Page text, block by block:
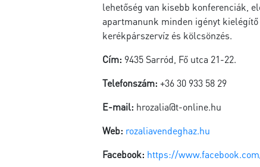
lehetőség van kisebb konferenciák,
apartmanunk minden igényt
kerékpárszervíz és kölcsönzés.
Cím: 9435 Sarród, Fő utca 21-22.
Telefonszám: +36 30 933 58 29
E-mail: hrozalia@t-online.hu
Web: rozaliavendeghaz.hu
Facebook: https://